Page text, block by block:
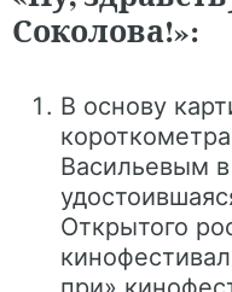
Соколова!»:
В основу
Васильевым
Открытого